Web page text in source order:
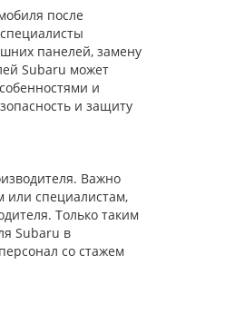
после
панелей, замену
Subaru может
и
и защиту
Важно
или специалистам,
Только таким
Subaru в
со стажем